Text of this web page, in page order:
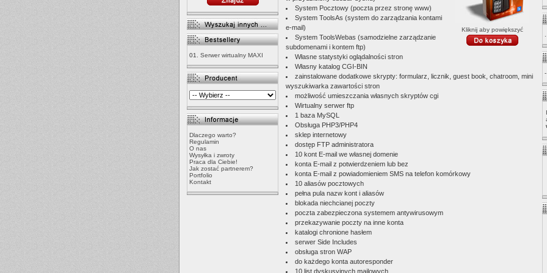
01. Serwer wirtualny MAXI
Dlaczego warto?
Regulamin
O nas
Wysyłka i zwroty
Praca dla Ciebie!
Jak zostać partnerem?
Portfolio
Kontakt
Kliknij aby powiększyć
System Pocztowy (poczta przez stronę www)
System ToolsAs (system do zarządzania kontami
e-mail)
System ToolsWebas (samodzielne zarządzanie
subdomenami i kontem ftp)
Własne statystyki oglądalności stron
Własny katalog CGI-BIN
zainstalowane dodatkowe skrypty: formularz, licznik, guest book, chatroom, mini
wyszukiwarka zawartości stron
możliwość umieszczania własnych skryptów cgi
Wirtualny serwer ftp
1 baza MySQL
Obsługa PHP3/PHP4
sklep internetowy
dostęp FTP administratora
10 kont E-mail we własnej domenie
konta E-mail z potwierdzeniem lub bez
konta E-mail z powiadomieniem SMS na telefon komórkowy
10 aliasów pocztowych
pełna pula nazw kont i aliasów
blokada niechcianej poczty
poczta zabezpieczona systemem antywirusowym
przekazywanie poczty na inne konta
katalogi chronione hasłem
serwer Side Includes
obsługa stron WAP
do każdego konta autoresponder
10 list dyskusyjnych mailowych